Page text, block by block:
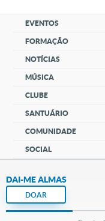
EVENTOS
FORMAÇÃO
NOTÍCIAS
MÚSICA
CLUBE
SANTUÁRIO
COMUNIDADE
SOCIAL
DAI-ME ALMAS
DOAR